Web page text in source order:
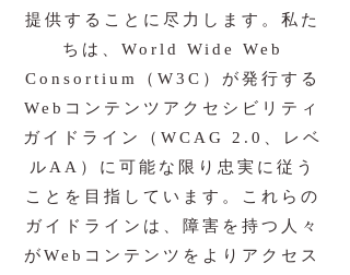
提供することに尽力します。私た
ちは、World Wide Web
Consortium（W3C）が発行する
Webコンテンツアクセシビリティ
ガイドライン（WCAG 2.0、レベ
ルAA）に可能な限り忠実に従う
ことを目指しています。これらの
ガイドラインは、障害を持つ人々
がWebコンテンツをよりアクセス